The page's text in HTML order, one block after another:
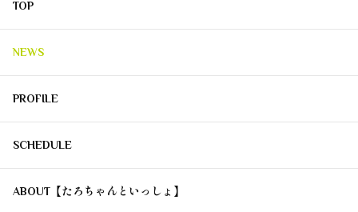
TOP
NEWS
PROFILE
SCHEDULE
ABOUT【たろちゃんといっしょ】